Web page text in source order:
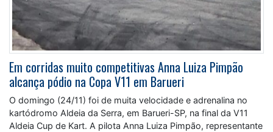
Em corridas muito competitivas Anna Luiza Pimpão
alcança pódio na Copa V11 em Barueri
O domingo (24/11) foi de muita velocidade e adrenalina no
kartódromo Aldeia da Serra, em Barueri-SP, na final da V11
Aldeia Cup de Kart. A pilota Anna Luiza Pimpão, representante